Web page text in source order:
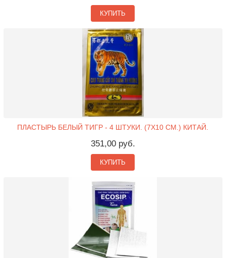
КУПИТЬ
ПЛАСТЫРЬ БЕЛЫЙ ТИГР - 4 ШТУКИ. (7X10 СМ.) КИТАЙ.
351,00 руб.
КУПИТЬ